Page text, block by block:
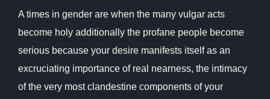
A times in gender are when the many vulgar acts
become holy additionally the profane people become
serious because your desire manifests itself as an
excruciating importance of real nearness, the intimacy
of the very most clandestine components of your